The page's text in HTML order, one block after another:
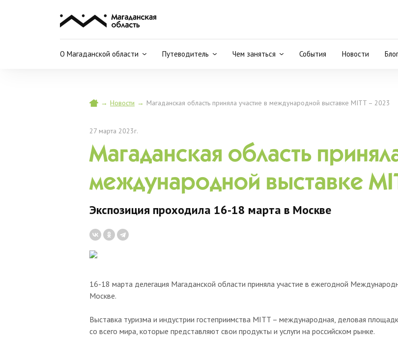
О Магаданской области Путеводитель Чем заняться События Новости Блог
→ Новости → Магаданская область приняла участие в международной выставке MITT – 2023
27 марта 2023г.
Магаданская область
международной выставке
Экспозиция проходила 16-18 марта в Москве
16-18 марта делегация Магаданской области приняла участие в ежегодной
Москве.
Выставка туризма и индустрии гостеприимства MITT – международная, деловая
со всего мира, которые представляют свои продукты и услуги на российском рынке.